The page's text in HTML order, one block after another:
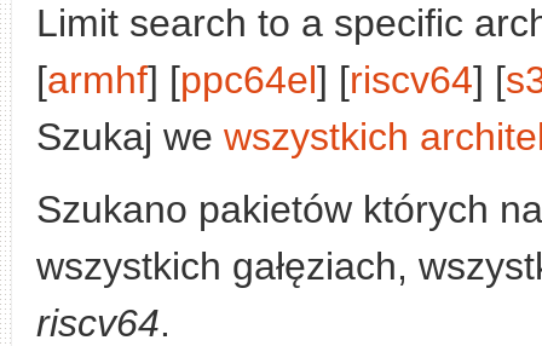
Limit search to a specific
[armhf] [ppc64el] [riscv64] [
Szukaj we wszystkich
Szukano pakietów których
wszystkich gałęziach,
riscv64.